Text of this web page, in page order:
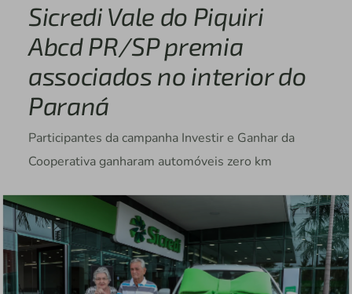
Sicredi Vale do Piquiri
Abcd PR/SP premia
associados no interior do
Paraná
Participantes da campanha Investir e Ganhar da
Cooperativa ganharam automóveis zero km